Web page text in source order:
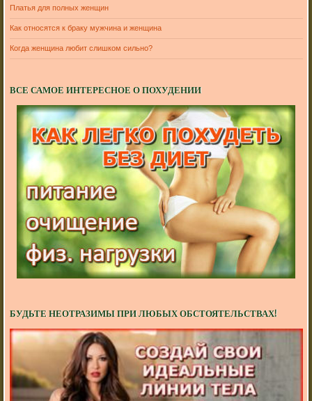
Платья для полных женщин
Как относятся к браку мужчина и женщина
Когда женщина любит слишком сильно?
ВСЕ САМОЕ ИНТЕРЕСНОЕ О ПОХУДЕНИИ
БУДЬТЕ НЕОТРАЗИМЫ ПРИ ЛЮБЫХ ОБСТОЯТЕЛЬСТВАХ!